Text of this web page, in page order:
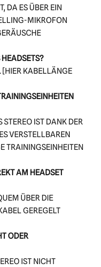
DA ES ÜBER EIN
MIKROFON
[HIER KABELLÄNGE
IST DANK DER
VERSTELLBAREN
TRAININGSEINHEITEN
AM HEADSET
ÜBER DIE
GEREGELT
ODER
IST NICHT